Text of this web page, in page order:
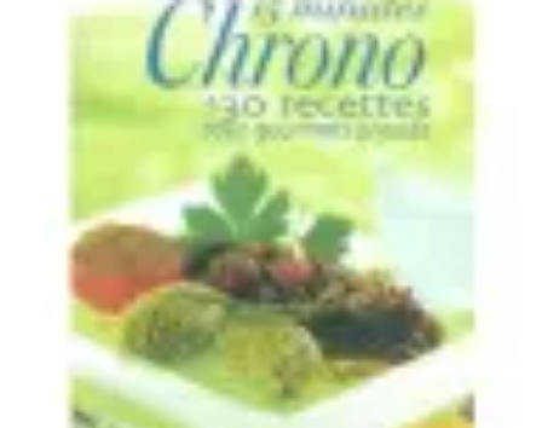
Recettes de Poissons
Recettes de Papillote
Recettes FacilesRecettesRecettes de
Recettes de Poisson
Recettes de Poissons